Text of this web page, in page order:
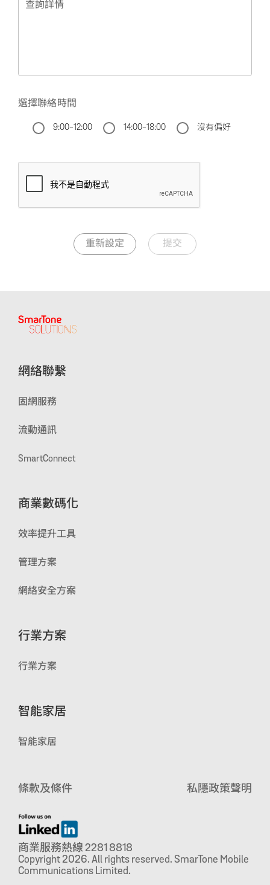
查詢詳情
選擇聯絡時間
9:00-12:00 14:00-18:00 沒有偏好
重新設定 提交
網絡聯繫
固網服務
流動通訊
SmartConnect
商業數碼化
效率提升工具
管理方案
網絡安全方案
行業方案
行業方案
智能家居
智能家居
商業服務熱線 2281 8818
Copyright 2026. All rights reserved. SmarTone Mobile
Communications Limited.
條款及條件 私隱政策聲明